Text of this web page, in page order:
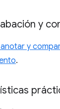
y
y
.